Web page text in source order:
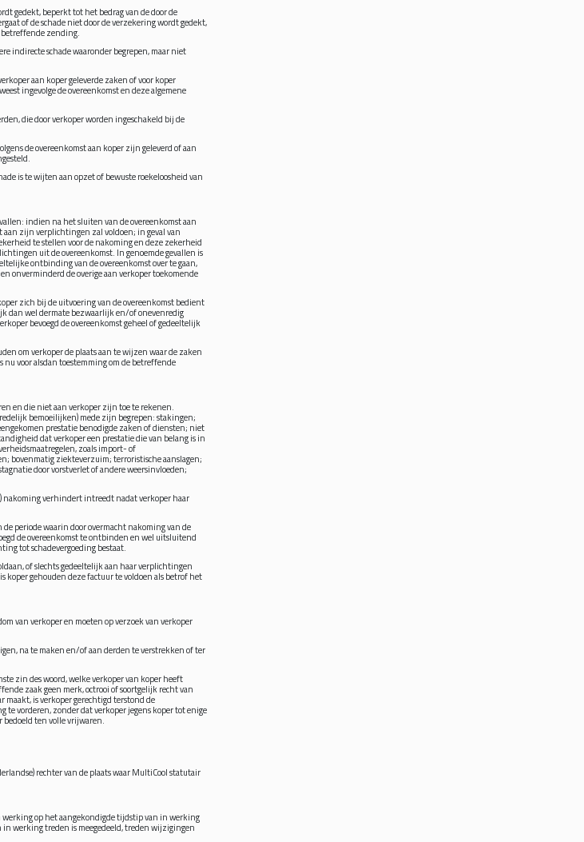
gedekt, beperkt tot het bedrag van de door de
of de schade niet door de verzekering wordt gedekt,
betreffende zending.
indirecte schade waaronder begrepen, maar niet
aan koper geleverde zaken of voor koper
ingevolge de overeenkomst en deze algemene
die door verkoper worden ingeschakeld bij de
de overeenkomst aan koper zijn geleverd of aan
is te wijten aan opzet of bewuste roekeloosheid van
indien na het sluiten van de overeenkomst aan
aan zijn verplichtingen zal voldoen; in geval van
te stellen voor de nakoming en deze zekerheid
uit de overeenkomst. In genoemde gevallen is
ontbinding van de overeenkomst over te gaan,
onverminderd de overige aan verkoper toekomende
zich bij de uitvoering van de overeenkomst bedient
dan wel dermate bezwaarlijk en/of onevenredig
bevoegd de overeenkomst geheel of gedeeltelijk
om verkoper de plaats aan te wijzen waar de zaken
voor alsdan toestemming om de betreffende
en die niet aan verkoper zijn toe te rekenen.
bemoeilijken) mede zijn begrepen: stakingen;
prestatie benodigde zaken of diensten; niet
dat verkoper een prestatie die van belang is in
zoals import- of
bovenmatig ziekteverzuim; terroristische aanslagen;
door vorstverlet of andere weersinvloeden;
nakoming verhindert intreedt nadat verkoper haar
periode waarin door overmacht nakoming van de
de overeenkomst te ontbinden en wel uitsluitend
tot schadevergoeding bestaat.
of slechts gedeeltelijk aan haar verplichtingen
koper gehouden deze factuur te voldoen als betrof het
van verkoper en moeten op verzoek van verkoper
na te maken en/of aan derden te verstrekken of ter
zin des woord, welke verkoper van koper heeft
zaak geen merk, octrooi of soortgelijk recht van
maakt, is verkoper gerechtigd terstond de
te vorderen, zonder dat verkoper jegens koper tot enige
bedoeld ten volle vrijwaren.
rechter van de plaats waar MultiCool statutair
op het aangekondigde tijdstip van in werking
werking treden is meegedeeld, treden wijzigingen